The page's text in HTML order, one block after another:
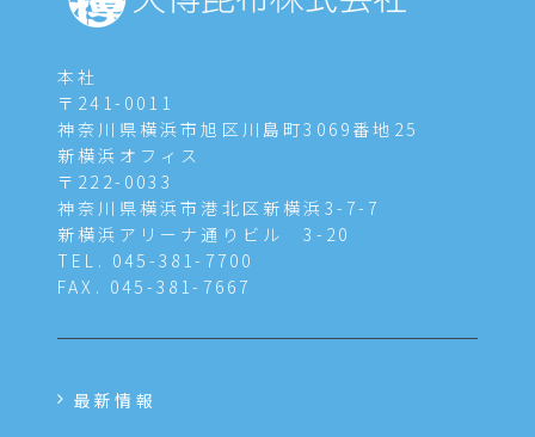
本社
〒241-0011
神奈川県横浜市旭区川島町3069番地25
新横浜オフィス
〒222-0033
神奈川県横浜市港北区新横浜3-7-7
新横浜アリーナ通りビル 3-20
TEL. 045-381-7700
FAX. 045-381-7667
最新情報